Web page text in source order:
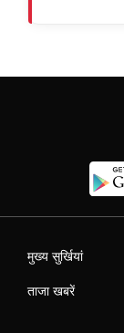
मुख्य सुर्खियां
ताजा खबरें